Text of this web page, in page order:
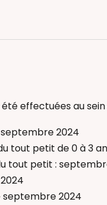
femme enceinte
physiologique
Bain Bébé
femme enceinte
physiologique
bébé
Bain Bébé
effectuées au sein
2024
tout petit de 0 à 3
tout petit :
septembre 2024